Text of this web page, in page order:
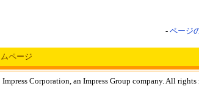
- ページ
ページ
Corporation, an Impress Group company. All rights